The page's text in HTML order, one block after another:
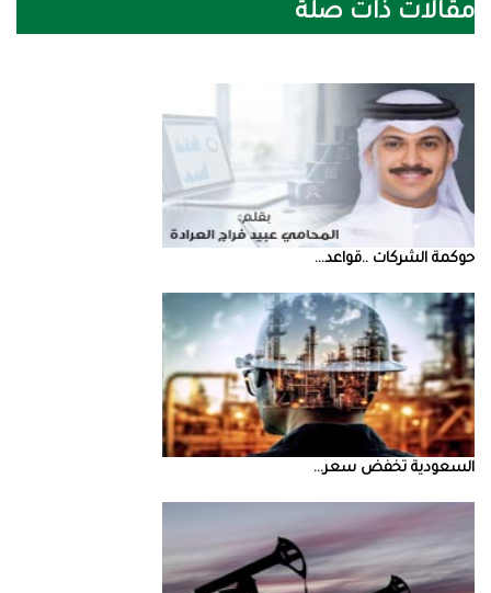
مقالات ذات صلة
حوكمة‭ ‬الشركات‭.. ‬قواعد‭ ...
السعودية‭ ‬تخفض‭ ‬سعر‭ ...